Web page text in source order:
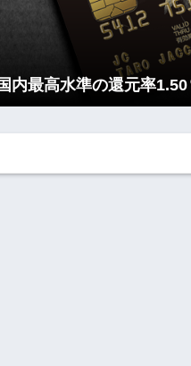
内最高水準の還元率